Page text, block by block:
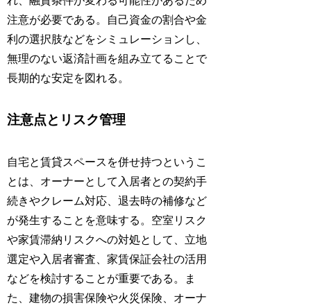
注意が必要である。自己資金の割合や金
利の選択肢などをシミュレーションし、
無理のない返済計画を組み立てることで
長期的な安定を図れる。
注意点とリスク管理
自宅と賃貸スペースを併せ持つというこ
とは、オーナーとして入居者との契約手
続きやクレーム対応、退去時の補修など
が発生することを意味する。空室リスク
や家賃滞納リスクへの対処として、立地
選定や入居者審査、家賃保証会社の活用
などを検討することが重要である。ま
た、建物の損害保険や火災保険、オーナ